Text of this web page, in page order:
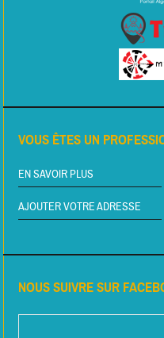
VOUS ÊTES UN
EN SAVOIR PLUS
AJOUTER VOTRE ADRESSE
NOUS SUIVRE SUR